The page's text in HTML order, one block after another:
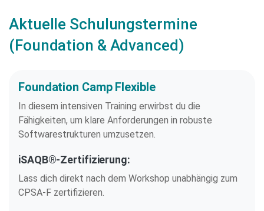
Aktuelle Schulungstermine
(Foundation & Advanced)
Foundation Camp Flexible
In diesem intensiven Training erwirbst du die
Fähigkeiten, um klare Anforderungen in robuste
Softwarestrukturen umzusetzen.
iSAQB®-Zertifizierung:
Lass dich direkt nach dem Workshop unabhängig zum
CPSA-F zertifizieren.